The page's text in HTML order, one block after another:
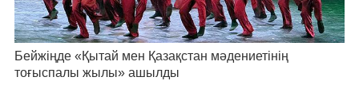
Бейжіңде «Қытай мен Қазақстан мәдениетінің
тоғыспалы жылы» ашылды